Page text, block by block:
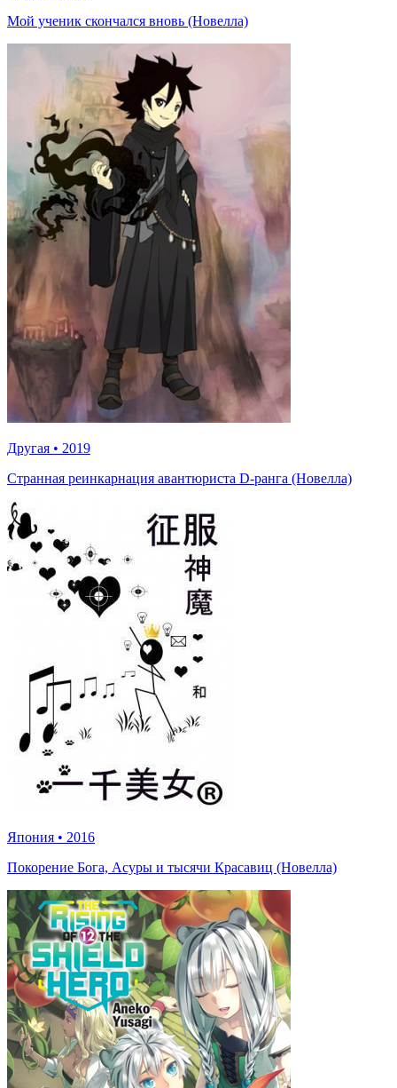
Мой ученик скончался вновь (Новелла)
Другая • 2019
Странная реинкарнация авантюриста D-ранга (Новелла)
Япония • 2016
Покорение Бога, Асуры и тысячи Красавиц (Новелла)